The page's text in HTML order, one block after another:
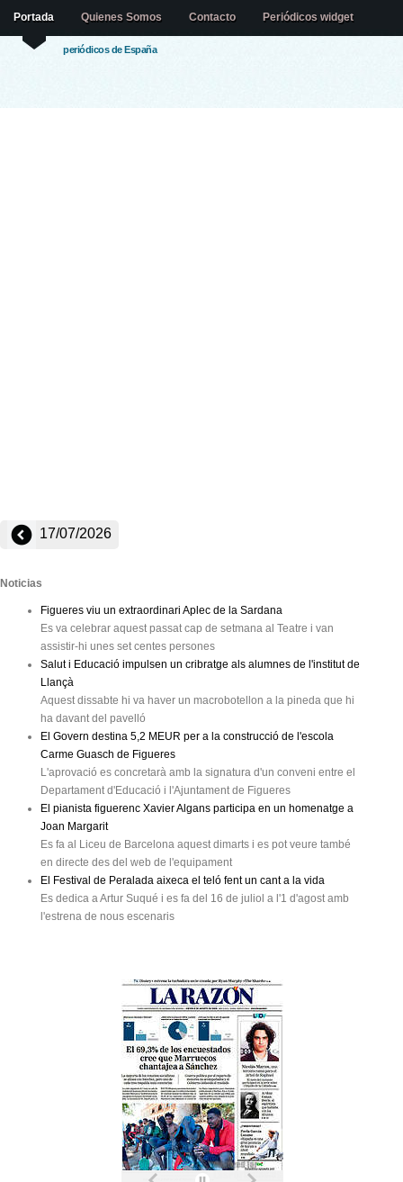
periódicos de España
Portada Quienes Somos Contacto Periódicos widget
17/07/2026
Noticias
Figueres viu un extraordinari Aplec de la Sardana
Es va celebrar aquest passat cap de setmana al Teatre i van
assistir-hi unes set centes persones
Salut i Educació impulsen un cribratge als alumnes de l'institut de
Llançà
Aquest dissabte hi va haver un macrobotellon a la pineda que hi
ha davant del pavelló
El Govern destina 5,2 MEUR per a la construcció de l'escola
Carme Guasch de Figueres
L'aprovació es concretarà amb la signatura d'un conveni entre el
Departament d'Educació i l'Ajuntament de Figueres
El pianista figuerenc Xavier Algans participa en un homenatge a
Joan Margarit
Es fa al Liceu de Barcelona aquest dimarts i es pot veure també
en directe des del web de l'equipament
El Festival de Peralada aixeca el teló fent un cant a la vida
Es dedica a Artur Suqué i es fa del 16 de juliol a l'1 d'agost amb
l'estrena de nous escenaris